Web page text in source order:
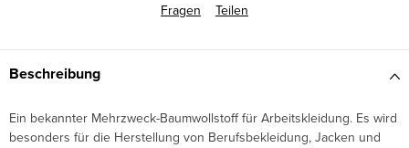
Fragen
Teilen
Beschreibung
Ein bekannter Mehrzweck-Baumwollstoff für Arbeitskleidung. Es wird
besonders für die Herstellung von Berufsbekleidung, Jacken und